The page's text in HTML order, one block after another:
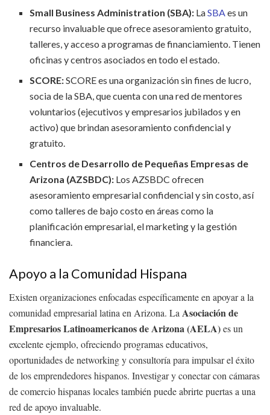
Small Business Administration (SBA): LaSBAes un
recurso invaluable que ofrece asesoramiento gratuito,
talleres, y acceso a programas de financiamiento. Tienen
oficinas y centros asociados en todo el estado.
SCORE:SCORE es una organización sin fines de lucro,
socia de la SBA, que cuenta con una red de mentores
voluntarios (ejecutivos y empresarios jubilados y en
activo) que brindan asesoramiento confidencial y
gratuito.
Centros de Desarrollo de Pequeñas Empresas de
Arizona (AZSBDC): Los AZSBDC ofrecen
asesoramiento empresarial confidencial y sin costo, así
como talleres de bajo costo en áreas como la
planificación empresarial, el marketing y la gestión
financiera.
Apoyo a la Comunidad Hispana
Existen organizaciones enfocadas específicamente en apoyar a la
comunidad empresarial latina en Arizona. La Asociación de
Empresarios Latinoamericanos de Arizona (AELA)es un
excelente ejemplo, ofreciendo programas educativos,
oportunidades de networking y consultoría para impulsar el éxito
de los emprendedores hispanos. Investigar y conectar con cámaras
de comercio hispanas locales también puede abrirte puertas a una
red de apoyo invaluable.